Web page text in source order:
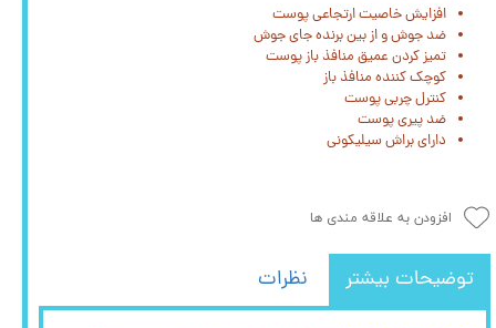
افزایش خاصیت ارتجاعی پوست
ضد جوش و از بین برنده جای جوش
تمیز کردن عمیق منافذ باز پوست
کوچک کننده منافذ باز
کنترل چربی پوست
ضد پیری پوست
دارای براش سیلیکونی
افزودن به علاقه مندی ها
توضیحات بیشتر نظرات